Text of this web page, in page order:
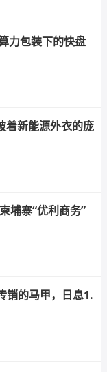
力包装下的快盘
着新能源外衣的庞
埔寨“优利商务”
销的马甲，日息1.